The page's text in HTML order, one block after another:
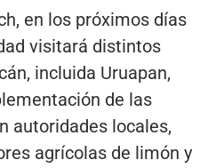
en los próximos días
visitará distintos
incluida Uruapan,
de las
autoridades locales,
agrícolas de limón y